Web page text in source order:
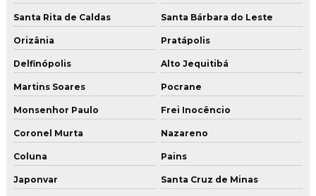
Santa Rita de Caldas Santa Bárbara do Leste
Orizânia Pratápolis
Delfinópolis Alto Jequitibá
Martins Soares Pocrane
Monsenhor Paulo Frei Inocêncio
Coronel Murta Nazareno
Coluna Pains
Japonvar Santa Cruz de Minas